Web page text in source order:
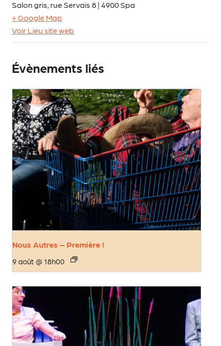
Salon gris, rue Servais 8 | 4900 Spa
+ Google Map
Voir Lieu site web
Évènements liés
Nous Autres – Première !
9 août @ 18h00